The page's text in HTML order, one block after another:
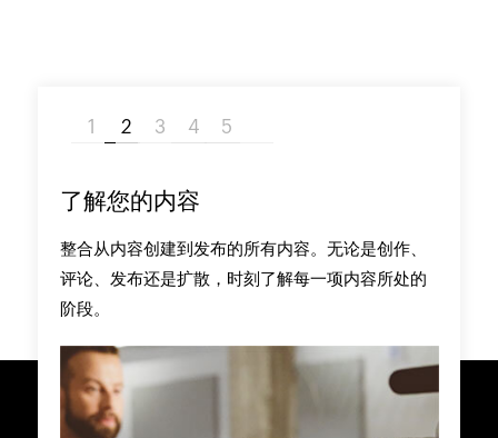
了解您的内容
整合从内容创建到发布的所有内容。无论是创作、
评论、发布还是扩散，时刻了解每一项内容所处的
阶段。